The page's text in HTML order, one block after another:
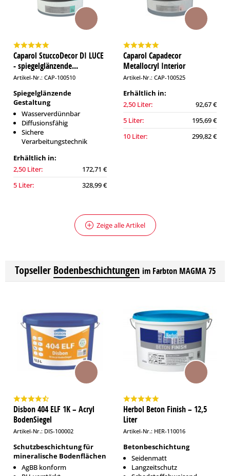
Caparol StuccoDecor DI LUCE
- spiegelglänzende...
Artikel-Nr.: CAP-100510
Spiegelglänzende
Gestaltung
Wasserverdünnbar
Diffusionsfähig
Sichere
Verarbeitungstechnik
Erhältlich in:
2,50 Liter:
172,71 €
5 Liter:
328,99 €
Caparol Capadecor
Metallocryl Interior
Artikel-Nr.: CAP-100525
Erhältlich in:
2,50 Liter:
92,67 €
5 Liter:
195,69 €
10 Liter:
299,82 €
Zeige alle Artikel
Topseller Bodenbeschichtungen im Farbton MAGMA 75
Disbon 404 ELF 1K – Acryl
BodenSiegel
Artikel-Nr.: DIS-100002
Schutzbeschichtung für
mineralische Bodenflächen
AgBB konform
Herbol Beton Finish – 12,5
Liter
Artikel-Nr.: HER-110016
Betonbeschichtung
Seidenmatt
Langzeitschutz